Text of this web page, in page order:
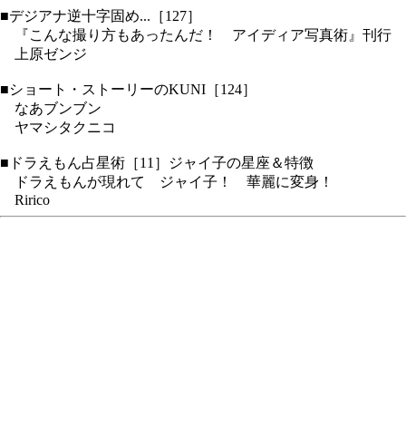
■デジアナ逆十字固め...［127］
『こんな撮り方もあったんだ！ アイディア写真術』刊行
上原ゼンジ
■ショート・ストーリーのKUNI［124］
なあブンブン
ヤマシタクニコ
■ドラえもん占星術［11］ジャイ子の星座＆特徴
ドラえもんが現れて ジャイ子！ 華麗に変身！
Ririco